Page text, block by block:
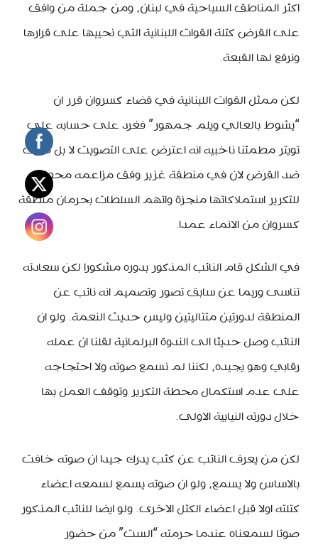
اكثر المناطق السياحية في لبنان، ومن جملة من وافق
على القرض كتلة القوات اللبنانية التي نحييها على قرارها
ونرفع لها القبعة.
لكن ممثل القوات اللبنانية في قضاء كسروان قرر ان
“يشوط بالعالي ويلم جمهور” فغرد على حسابه على
تويتر مطمئنا ناخبيه انه اعترض على التصويت لا بل صوت
ضد القرض لان في منطقة غزير وفق مزاعمه محطة
للتكرير استملاكاتها منجزة واتهم السلطات بحرمان منطقة
كسروان من الانماء عمدا.
في الشكل قام النائب المذكور بدوره مشكورا لكن سعادته
تناسى وربما عن سابق تصور وتصميم انه نائب عن
المنطقة لدورتين متتاليتين وليس حديث النعمة. ولو ان
النائب وصل حديثا الى الندوة البرلمانية لقلنا ان عمله
رقابي وهو يجيده، لكننا لم نسمع صوته ولا احتجاجه
على عدم استكمال محطة التكرير وتوقف العمل بها
خلال دورته النيابية الاولى.
لكن من يعرف النائب عن كثب يدرك جيدا ان صوته خافت
بالاساس ولا يسمع، ولو ان صوته يسمع لسمعه اعضاء
كتلته اولا قبل اعضاء الكتل الاخرى. ولو ايضا للنائب المذكور
صوتا لسمعناه عندما حرمته “الست” من حضور